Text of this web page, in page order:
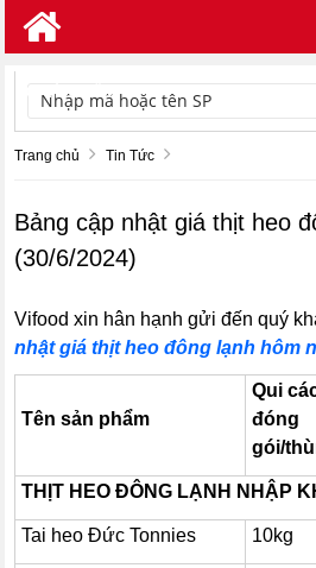
TÌM KIẾM
Trang chủ Tin Tức
Bảng cập nhật giá thịt heo
(30/6/2024)
Vifood xin hân hạnh gửi đến quý
nhật giá thịt heo đông lạnh hôm
Tên sản phẩm
Qui
đóng
gói/
THỊT HEO ĐÔNG LẠNH NHẬP
Tai heo Đức Tonnies 10kg